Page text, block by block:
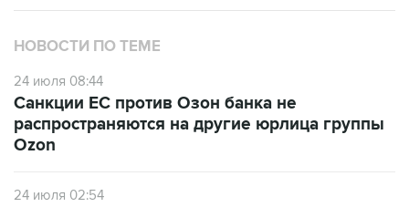
НОВОСТИ ПО ТЕМЕ
24 июля 08:44
Санкции ЕС против Озон банка не
распространяются на другие юрлица группы
Ozon
24 июля 02:54